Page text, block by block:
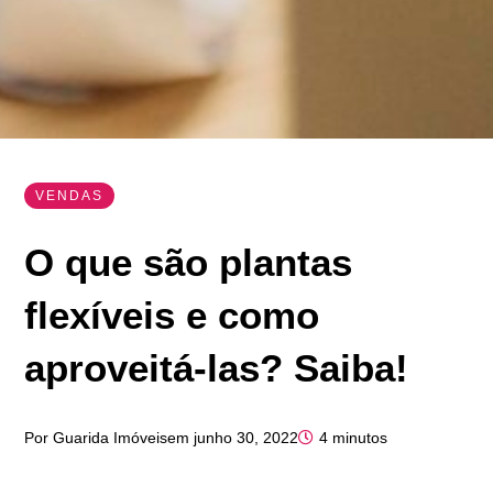
VENDAS
O que são plantas
flexíveis e como
aproveitá-las? Saiba!
Por Guarida Imóveisem junho 30, 2022 4 minutos